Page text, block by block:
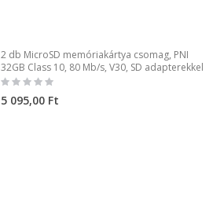
2 db MicroSD memóriakártya csomag, PNI
32GB Class 10, 80 Mb/s, V30, SD adapterekkel
Rating:
0%
5 095,00 Ft